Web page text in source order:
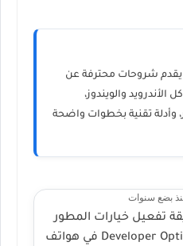
يقدم شروحات محترفة عن
والويندوز،
وأدلة تقنية بخطوات واضحة
بضع سنوات
تفعيل خيارات المطور
Developer Options في هواتف